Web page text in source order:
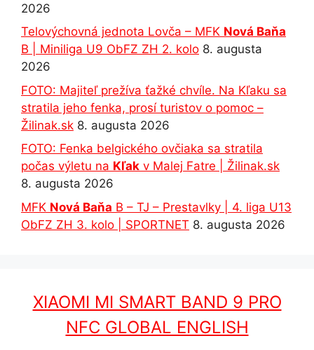
2026
Telovýchovná jednota Lovča – MFK Nová Baňa
B | Miniliga U9 ObFZ ZH 2. kolo 8. augusta
2026
FOTO: Majiteľ prežíva ťažké chvíle. Na Kľaku sa
stratila jeho fenka, prosí turistov o pomoc –
Žilinak.sk 8. augusta 2026
FOTO: Fenka belgického ovčiaka sa stratila
počas výletu na Kľak v Malej Fatre | Žilinak.sk
8. augusta 2026
MFK Nová Baňa B – TJ – Prestavlky | 4. liga U13
ObFZ ZH 3. kolo | SPORTNET 8. augusta 2026
XIAOMI MI SMART BAND 9 PRO
NFC GLOBAL ENGLISH